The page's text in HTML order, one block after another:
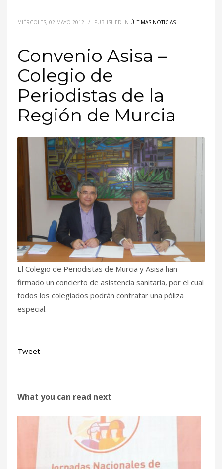
MIÉRCOLES, 02 MAYO 2012 / PUBLISHED IN ÚLTIMAS NOTICIAS
Convenio Asisa –
Colegio de
Periodistas de la
Región de Murcia
El Colegio de Periodistas de Murcia y Asisa han
firmado un concierto de asistencia sanitaria, por el cual
todos los colegiados podrán contratar una póliza
especial.
Tweet
What you can read next